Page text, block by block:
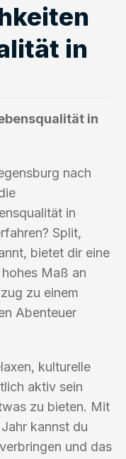
in
in
nach
in
Split,
bietet dir eine
Maß an
zu einem
Abenteuer
kulturelle
aktiv sein
zu bieten. Mit
kannst du
und das